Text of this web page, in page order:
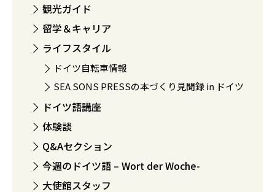
観光ガイド
留学＆キャリア
ライフスタイル
ドイツ自転車情報
SEA SONS PRESSの本づくり見聞録 in ドイツ
ドイツ語講座
体験談
Q&Aセクション
今週のドイツ語 – Wort der Woche-
大使館スタッフ